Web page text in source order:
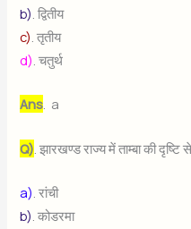
b) . द्वितीय
c) . तृतीय
d) . चतुर्थ
Ans. a
Q) . झारखण्ड राज्य में ताम्बा की
a) . रांची
b) . कोडरमा